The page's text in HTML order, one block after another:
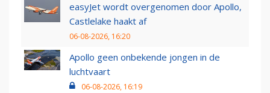
easyJet wordt overgenomen door Apollo,
Castlelake haakt af
06-08-2026, 16:20
Apollo geen onbekende jongen in de
luchtvaart
06-08-2026, 16:19